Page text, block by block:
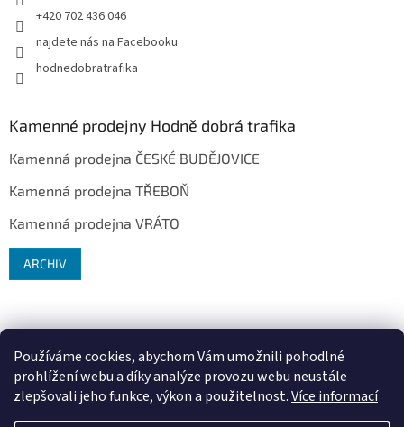
Používáme cookies, abychom Vám umožnili pohodlné
prohlížení webu a díky analýze provozu webu neustále
zlepšovali jeho funkce, výkon a použitelnost.Více informací
+420 702 436 046
najdete nás na Facebooku
hodnedobratrafika
Kamenné prodejny Hodně dobrá trafika
Kamenná prodejna ČESKÉ BUDĚJOVICE
Kamenná prodejna TŘEBOŇ
Kamenná prodejna VRÁTO
ARCHIV